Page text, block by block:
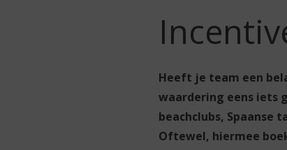
Heeft je team een
waardering eens iets
beachclubs, Spaanse
Oftewel, hiermee